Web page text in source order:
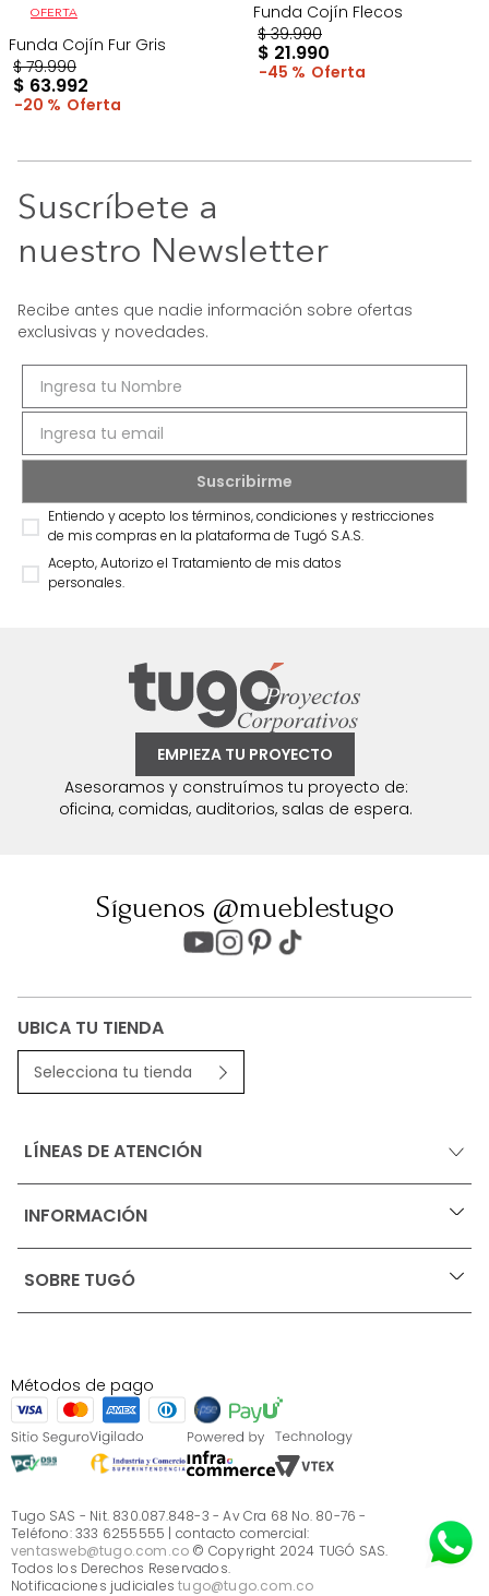
OFERTA
Funda Cojín Fur Gris
$ 79.990
$ 63.992
20 %
Funda Cojín Flecos
$ 39.990
$ 21.990
45 %
Suscríbete a
nuestro Newsletter
Recibe antes que nadie información sobre ofertas
exclusivas y novedades.
Entiendo y acepto los términos, condiciones y restricciones
de mis compras en la plataforma de Tugó S.A.S.
Acepto, Autorizo el Tratamiento de mis datos
personales.
EMPIEZA TU PROYECTO
Asesoramos y construímos tu proyecto de:
oficina, comidas, auditorios, salas de espera.
Síguenos @mueblestugo
UBICA TU TIENDA
Selecciona tu tienda
LÍNEAS DE ATENCIÓN
INFORMACIÓN +
Ofertas vigentes
Términos, condiciones y restricciones para productos
S.A.S
Términos, condiciones y restricciones Tugó S.A.S
Instructivo cuidado de muebles
Sé parte de Tugó
¿Quiénes somos?
Servicio al cliente
SOBRE TUGÓ +
¿Quieres vender en Tugó?
Métodos de pago
Tugo SAS - Nit. 830.087.848-3 - Av Cra 68 No. 80-76 -
Teléfono: 333 6255555 | contacto comercial:
ventasweb@tugo.com.co © Copyright 2024 TUGÓ SAS.
Todos los Derechos Reservados.
Notificaciones judicialestugo@tugo.com.co